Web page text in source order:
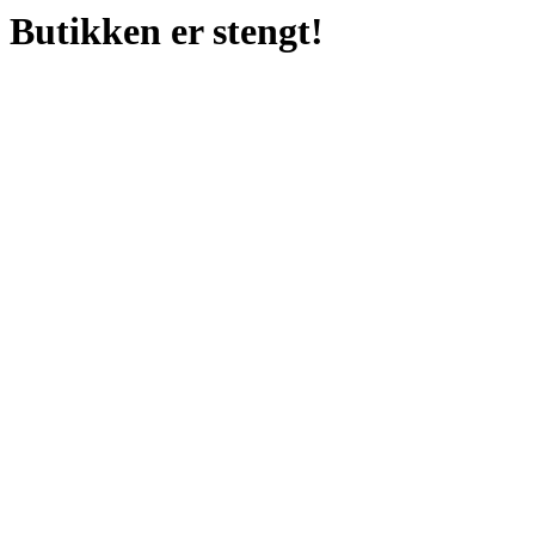
Butikken er stengt!